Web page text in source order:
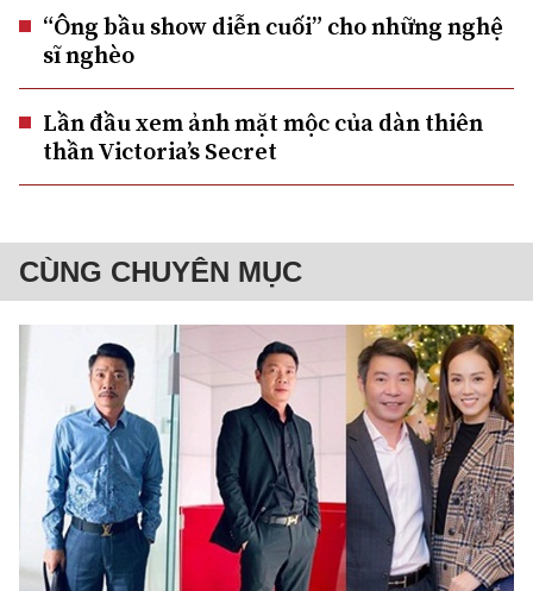
“Ông bầu show diễn cuối” cho những nghệ
sĩ nghèo
Lần đầu xem ảnh mặt mộc của dàn thiên
thần Victoria’s Secret
CÙNG CHUYÊN MỤC